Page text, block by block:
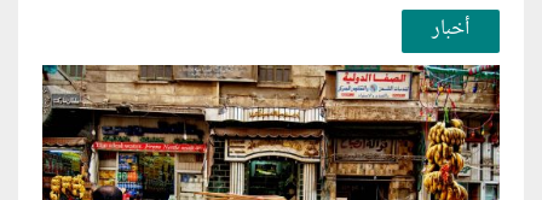
أخبار